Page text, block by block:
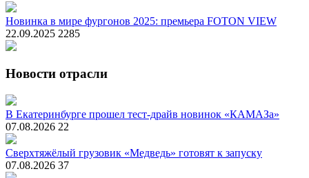
Новинка в мире фургонов 2025: премьера FOTON VIEW
22.09.2025 2285
Новости отрасли
В Екатеринбурге прошел тест-драйв новинок «КАМАЗа»
07.08.2026 22
Сверхтяжёлый грузовик «Медведь» готовят к запуску
07.08.2026 37